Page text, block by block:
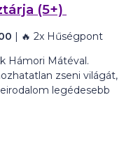
(5+)
| 🔥 2x Hűségpont
Hámori Mátéval.
zseni világát,
legédesebb